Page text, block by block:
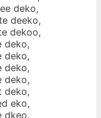
deko,
deeko,
dekoo,
deko,
deko,
deko,
deko,
deko,
eko,
dkeo,